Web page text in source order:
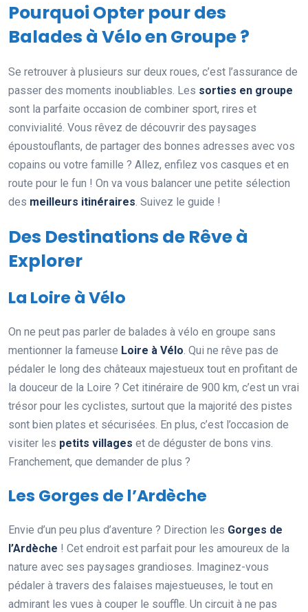
Pourquoi Opter pour des
Balades à Vélo en Groupe ?
Se retrouver à plusieurs sur deux roues, c’est l’assurance de
passer des moments inoubliables. Les sorties en groupe
sont la parfaite occasion de combiner sport, rires et
convivialité. Vous rêvez de découvrir des paysages
époustouflants, de partager des bonnes adresses avec vos
copains ou votre famille ? Allez, enfilez vos casques et en
route pour le fun ! On va vous balancer une petite sélection
des meilleurs itinéraires. Suivez le guide !
Des Destinations de Rêve à
Explorer
La Loire à Vélo
On ne peut pas parler de balades à vélo en groupe sans
mentionner la fameuse Loire à Vélo. Qui ne rêve pas de
pédaler le long des châteaux majestueux tout en profitant de
la douceur de la Loire ? Cet itinéraire de 900 km, c’est un vrai
trésor pour les cyclistes, surtout que la majorité des pistes
sont bien plates et sécurisées. En plus, c’est l’occasion de
visiter les petits villages et de déguster de bons vins.
Franchement, que demander de plus ?
Les Gorges de l’Ardèche
Envie d’un peu plus d’aventure ? Direction les Gorges de
l’Ardèche ! Cet endroit est parfait pour les amoureux de la
nature avec ses paysages grandioses. Imaginez-vous
pédaler à travers des falaises majestueuses, le tout en
admirant les vues à couper le souffle. Un circuit à ne pas